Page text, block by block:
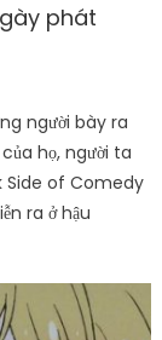
phát
người bày ra
họ, người ta
Side of Comedy
ra ở hậu